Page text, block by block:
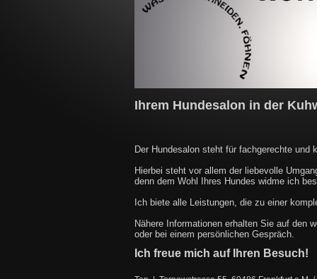
Ihrem Hundesalon in der
Der Hundesalon steht für fachgerechte und
Hierbei steht vor allem der liebevolle
denn dem Wohl Ihres Hundes widme ich
Ich biete alle Leistungen, die zu einer
Nähere Informationen erhalten Sie auf den
oder bei einem persönlichen Gespräch.
Ich freue mich auf Ihren Besuch!